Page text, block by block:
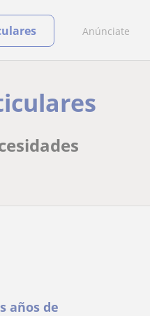
Anúnciate
años de